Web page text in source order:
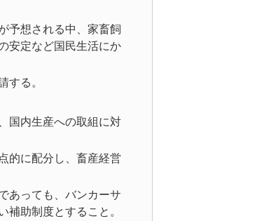
予想される中、家畜飼
安定など国民生活にか
する。
国内生産への取組に対
的に配分し、畜産経営
あっても、バンカーサ
補助制度とすること。